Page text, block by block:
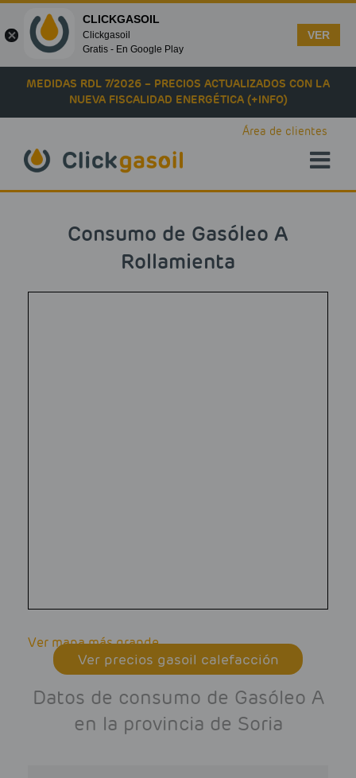
Skip to main content
MEDIDAS RDL 7/2026 – PRECIOS ACTUALIZADOS CON LA
NUEVA FISCALIDAD ENERGÉTICA (+INFO)
Área de clientes
Consumo de Gasóleo A
Rollamienta
Ver mapa más grande
Ver precios gasoil calefacción
Datos de consumo de Gasóleo A
en la provincia de Soria
CLICKGASOIL
Clickgasoil
Gratis - En Google Play
VER